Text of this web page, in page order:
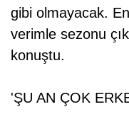
gibi olmayacak.
verimle sezonu
konuştu.
'ŞU AN ÇOK